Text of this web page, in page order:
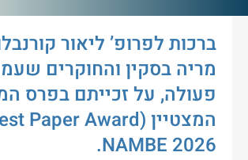
ברכות לפרופ’ ליאור
מריה בסקין והחוקרים
פעולה, על זכייתם בפרס
NAMBE 2026.